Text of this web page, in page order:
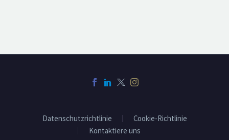
Datenschutzrichtlinie
Cookie-Richtlinie
Kontaktiere uns